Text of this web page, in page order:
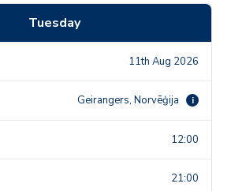
Tuesday
11th Aug 2026
Geirangers, Norvēģija i
12:00
21:00